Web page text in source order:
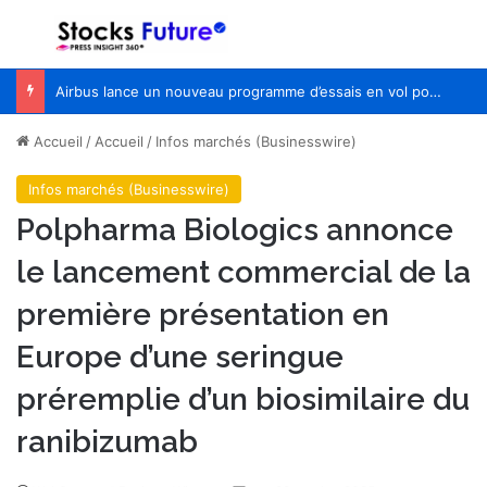
Menu
Airbus lance un nouveau programme d’essais en vol pour Wing of Tomorrow
Accueil /Accueil / Infos marchés (Businesswire)
Infos marchés (Businesswire)
Polpharma Biologics annonce
le lancement commercial de la
première présentation en
Europe d’une seringue
préremplie d’un biosimilaire du
ranibizumab